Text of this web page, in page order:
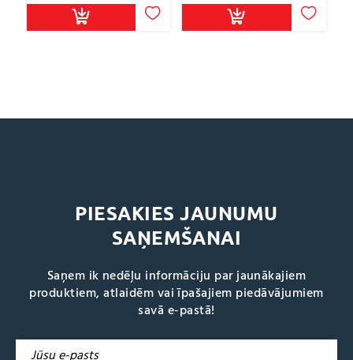
PIESAKIES JAUNUMU
SAŅEMŠANAI
Saņem ik nedēļu informāciju par jaunākajiem
produktiem, atlaidēm vai īpašajiem piedāvājumiem
savā e-pastā!